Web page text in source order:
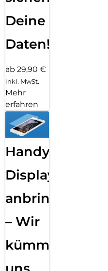
Deine
Daten!
ab 29,90 €
inkl. MwSt.
Mehr
erfahren
Handy
Displayfolie
anbringen
– Wir
kümmern